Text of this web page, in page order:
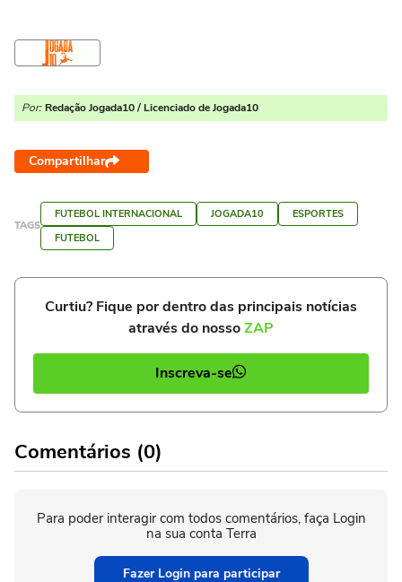
Por: Redação Jogada10 / Licenciado de Jogada10
Compartilhar
TAGS
FUTEBOL INTERNACIONAL JOGADA10
ESPORTES
FUTEBOL
Curtiu? Fique por dentro das principais notícias
através do nossoZAP
Inscreva-se
Comentários (0)
Para poder interagir com todos comentários, faça Login
na sua conta Terra
Fazer Login para participar